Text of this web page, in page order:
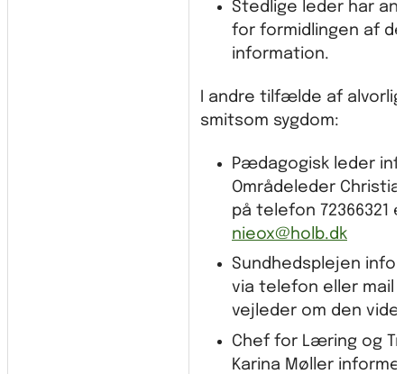
Stedlige leder har
for formidlingen af
information.
I andre tilfælde af
smitsom sygdom:
Pædagogisk leder
Områdeleder
på telefon 72366321
nieox@holb.dk
Sundhedsplejen
via telefon eller mail
vejleder om den
Chef for Læring og
Karina Møller